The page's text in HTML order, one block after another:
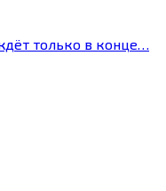
только в конце…